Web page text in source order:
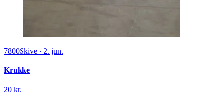
7800Skive · 2. jun.
Krukke
20 kr.